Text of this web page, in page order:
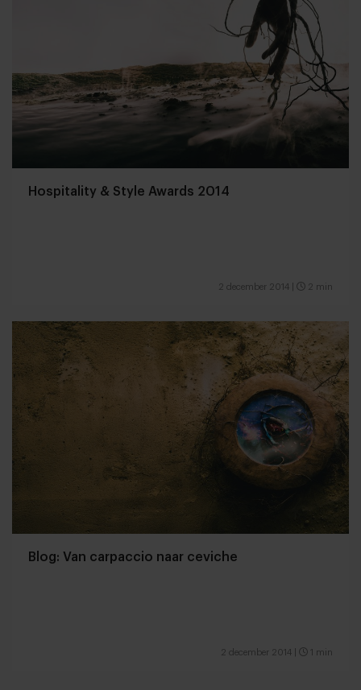
Hospitality & Style Awards 2014
2 december 2014 2 min
Blog: Van carpaccio naar ceviche
2 december 2014 1 min